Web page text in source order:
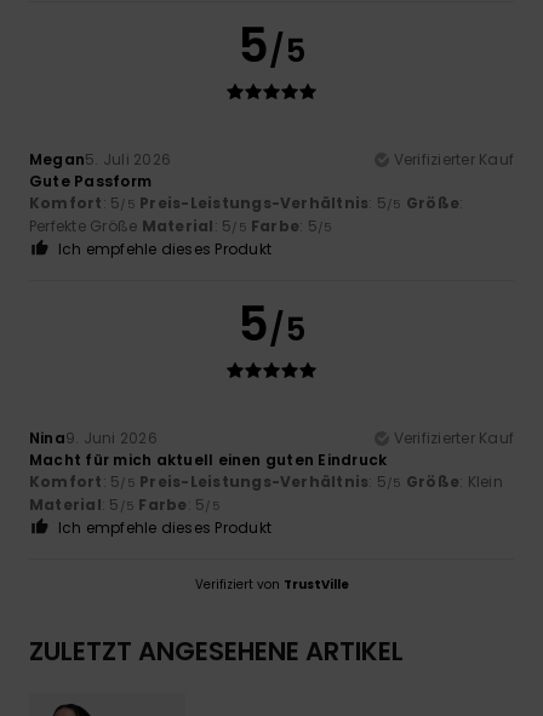
5/5
Megan5. Juli 2026
Verifizierter Kauf
Gute Passform
Komfort: 5/5 Preis-Leistungs-Verhältnis: 5/5 Größe:
Perfekte Größe Material: 5/5 Farbe: 5/5
Ich empfehle dieses Produkt
5/5
Nina9. Juni 2026
Verifizierter Kauf
Macht für mich aktuell einen guten Eindruck
Komfort: 5/5 Preis-Leistungs-Verhältnis: 5/5 Größe: Klein
Material: 5 /5 Farbe: 5/5
Ich empfehle dieses Produkt
Verifiziert von TrustVille
ZULETZT ANGESEHENE ARTIKEL